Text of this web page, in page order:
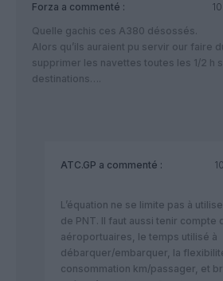
Forza a commenté :
Quelle gachis ces A380 désossés.
Alors qu’ils auraient pu servir our faire
supprimer les navettes toutes les 1/2 h
destinations….
ATC.GP a commenté :
L’équation ne se limite pas à
de PNT. Il faut aussi tenir compte
aéroportuaires, le temps utilisé à
débarquer/embarquer, la
consommation km/passager, et